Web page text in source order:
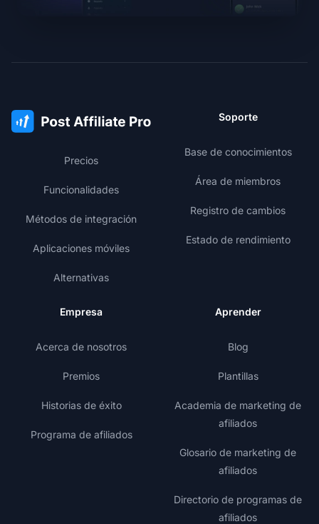
Precios
Funcionalidades
Métodos de integración
Aplicaciones móviles
Alternativas
Soporte
Base de conocimientos
Área de miembros
Registro de cambios
Estado de rendimiento
Empresa
Acerca de nosotros
Premios
Historias de éxito
Programa de afiliados
Aprender
Blog
Plantillas
Academia de marketing de
afiliados
Glosario de marketing de
afiliados
Directorio de programas de
afiliados